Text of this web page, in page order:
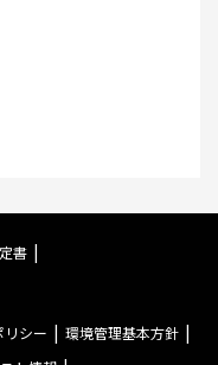
書
リシー
環境管理基本方針